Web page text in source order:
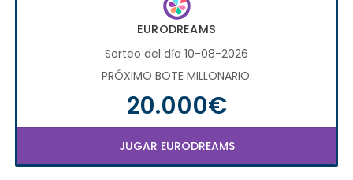
EURODREAMS
Sorteo del día 10-08-2026
PRÓXIMO BOTE MILLONARIO:
20.000€
JUGAR EURODREAMS